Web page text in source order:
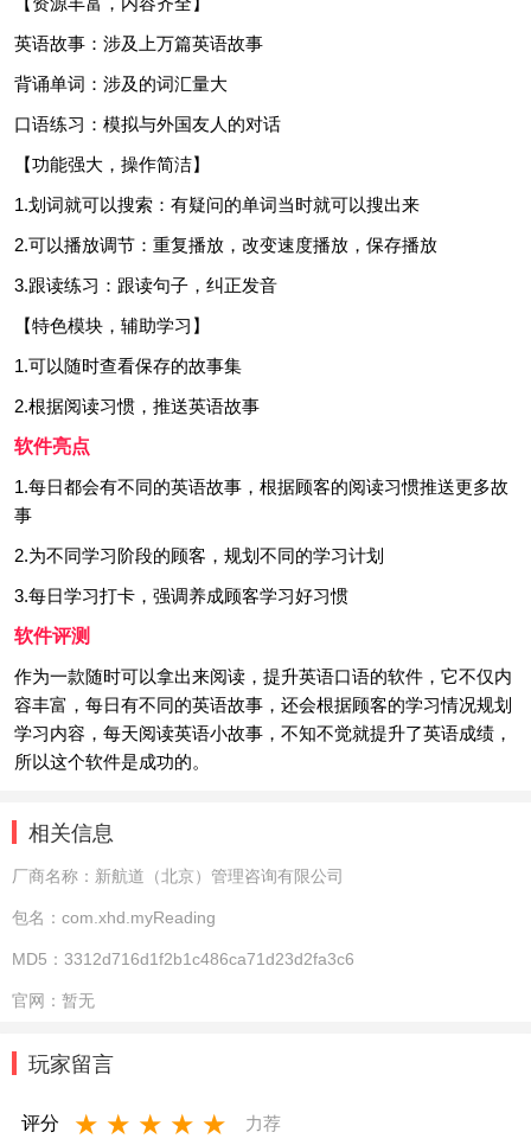
英语故事：涉及上万篇英语故事
背诵单词：涉及的词汇量大
口语练习：模拟与外国友人的对话
【功能强大，操作简洁】
1.划词就可以搜索：有疑问的单词当时就可以搜出来
2.可以播放调节：重复播放，改变速度播放，保存播放
3.跟读练习：跟读句子，纠正发音
【特色模块，辅助学习】
1.可以随时查看保存的故事集
2.根据阅读习惯，推送英语故事
软件亮点
1.每日都会有不同的英语故事，根据顾客的阅读习惯推送更多故
事
2.为不同学习阶段的顾客，规划不同的学习计划
3.每日学习打卡，强调养成顾客学习好习惯
软件评测
作为一款随时可以拿出来阅读，提升英语口语的软件，它不仅内
容丰富，每日有不同的英语故事，还会根据顾客的学习情况规划
学习内容，每天阅读英语小故事，不知不觉就提升了英语成绩，
所以这个软件是成功的。
相关信息
厂商名称： 新航道（北京）管理咨询有限公司
包名： com.xhd.myReading
MD5： 3312d716d1f2b1c486ca71d23d2fa3c6
官网： 暂无
玩家留言
评分 ★ ★ ★ ★ ★ 力荐